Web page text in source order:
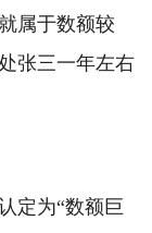
属于数额较
张三一年左右
定为“数额巨